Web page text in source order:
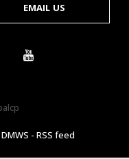
EMAIL US
DMWS - RSS feed